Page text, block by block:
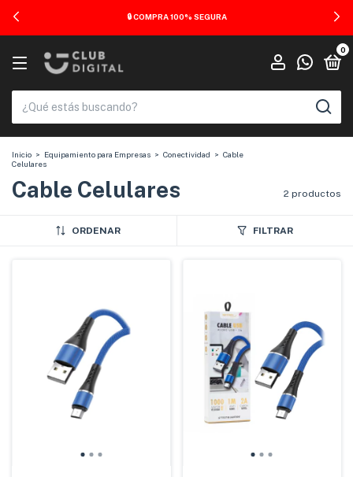
🔒 COMPRA 100% SEGURA
0
Inicio > Equipamiento para Empresas > Conectividad > Cable
Celulares
Cable Celulares 2 productos
ORDENAR FILTRAR